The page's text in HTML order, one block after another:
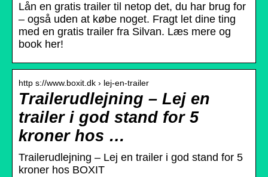
Lån en gratis trailer til netop det, du har brug for
– også uden at købe noget. Fragt let dine ting
med en gratis trailer fra Silvan. Læs mere og
book her!
http s://www.boxit.dk › lej-en-trailer
Trailerudlejning – Lej en
trailer i god stand for 5
kroner hos …
Trailerudlejning – Lej en trailer i god stand for 5
kroner hos BOXIT